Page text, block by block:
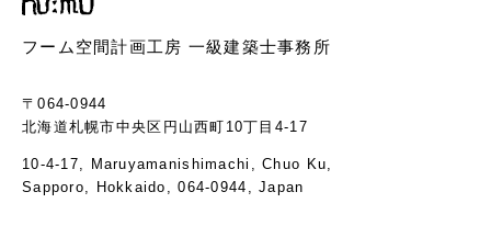
フーム空間計画工房 一級建築士事務所
〒064-0944
北海道札幌市中央区円山西町10丁目4-17
10-4-17, Maruyamanishimachi, Chuo Ku,
Sapporo, Hokkaido, 064-0944, Japan